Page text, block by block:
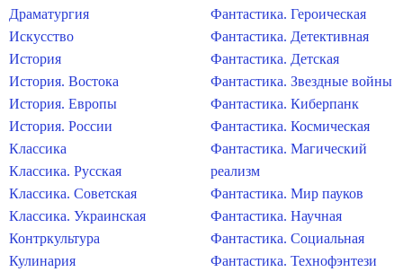
Драматургия
Искусство
История
История. Востока
История. Европы
История. России
Классика
Классика. Русская
Классика. Советская
Классика. Украинская
Контркультура
Кулинария
Фантастика. Героическая
Фантастика. Детективная
Фантастика. Детская
Фантастика. Звездные войны
Фантастика. Киберпанк
Фантастика. Космическая
Фантастика. Магический
реализм
Фантастика. Мир пауков
Фантастика. Научная
Фантастика. Социальная
Фантастика. Технофэнтези